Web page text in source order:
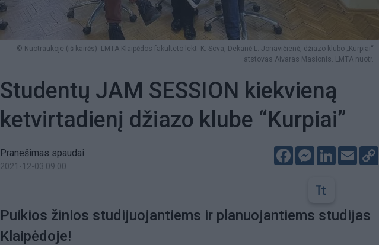
© Nuotraukoje (iš kairės): LMTA Klaipėdos fakulteto lekt. K. Sova, Dekanė L. Jonavičienė, džiazo klubo „Kurpiai“
atstovas Aivaras Masionis. LMTA nuotr.
Studentų JAM SESSION kiekvieną
ketvirtadienį džiazo klube “Kurpiai”
Pranešimas spaudai
2021-12-03 09:00
FacebookMessenger
LinkedIn
Email
Puikios žinios studijuojantiems ir planuojantiems studijas
Klaipėdoje!